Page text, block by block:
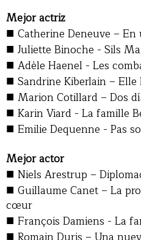
Mejor actriz
■ Catherine Deneuve –
■ Juliette Binoche - Sils
■ Adèle Haenel - Les
■ Sandrine Kiberlain – Elle
■ Marion Cotillard – Dos
■ Karin Viard - La famille
■ Emilie Dequenne - Pas
Mejor actor
■ Niels Arestrup –
■ Guillaume Canet – La
cœur
■ François Damiens - La